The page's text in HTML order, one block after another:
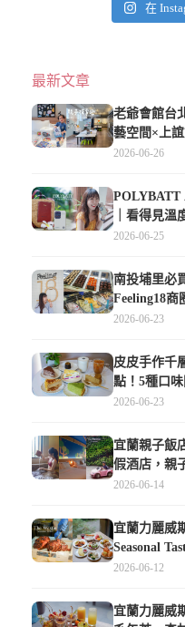
在
最新文章
老爺會館台
藝空間×上
2026-06-26
POLYBATT
｜看得見溫
10000mAh
2026-06-25
南投埔里必
Feeling18商
樣逛
2026-06-23
皮皮手作千
點！5種口
的台北隱藏版
2026-06-23
宜蘭親子飯
假酒店，親
俱樂部超適
2026-06-14
宜蘭力麗威
Seasonal
2026-06-12
宜蘭力麗威